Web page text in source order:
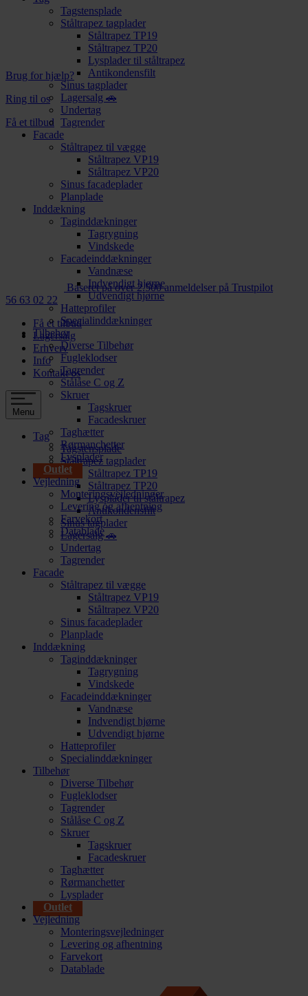
Tagstensplade
Ståltrapez tagplader
Ståltrapez TP19
Ståltrapez TP20
Lysplader til ståltrapez
Antikondensfilt
Sinus tagplader
Lagersalg 🚗
Undertag
Tagrender
Facade
Ståltrapez til vægge
Ståltrapez VP19
Ståltrapez VP20
Sinus facadeplader
Planplade
Inddækning
Taginddækninger
Tagrygning
Vindskede
Facadeinddækninger
Vandnæse
Indvendigt hjørne
Udvendigt hjørne
Hatteprofiler
Specialinddækninger
Tilbehør
Diverse Tilbehør
Fugleklodser
Tagrender
Stålåse C og Z
Skruer
Tagskruer
Facadeskruer
Taghætter
Rørmanchetter
Lysplader
Outlet
Vejledning
Monteringsvejledninger
Levering og afhentning
Farvekort
Datablade
Brug for hjælp?
Ring til os
Få et tilbud
Baseret på over 2.500 anmeldelser på Trustpilot
56 63 02 22
Få et tilbud
Lagersalg
Erhverv
Info
Kontakt os
Menu
Tag
Tagstensplade
Ståltrapez tagplader
Ståltrapez TP19
Ståltrapez TP20
Lysplader til ståltrapez
Antikondensfilt
Sinus tagplader
Lagersalg 🚗
Undertag
Tagrender
Facade
Ståltrapez til vægge
Ståltrapez VP19
Ståltrapez VP20
Sinus facadeplader
Planplade
Inddækning
Taginddækninger
Tagrygning
Vindskede
Facadeinddækninger
Vandnæse
Indvendigt hjørne
Udvendigt hjørne
Hatteprofiler
Specialinddækninger
Tilbehør
Diverse Tilbehør
Fugleklodser
Tagrender
Stålåse C og Z
Skruer
Tagskruer
Facadeskruer
Taghætter
Rørmanchetter
Lysplader
Outlet
Vejledning
Monteringsvejledninger
Levering og afhentning
Farvekort
Datablade